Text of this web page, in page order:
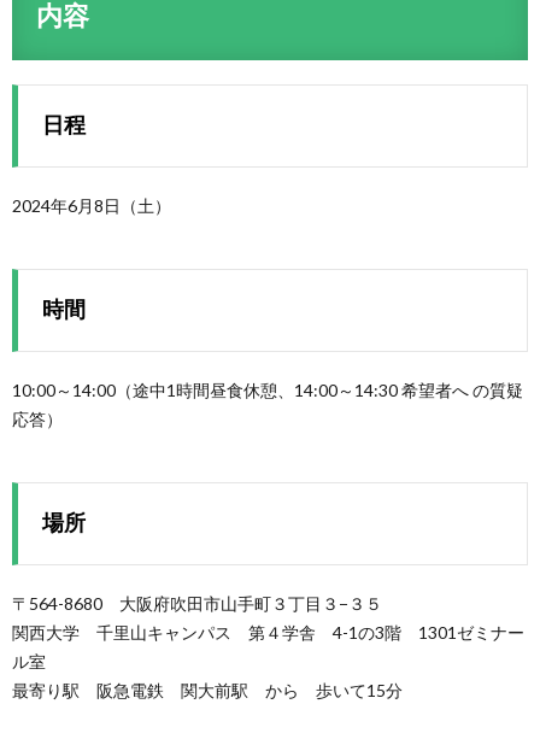
内容
日程
2024年6月8日（土）
時間
10:00～14:00（途中1時間昼食休憩、14:00～14:30 希望者へ の質疑
応答）
場所
〒564-8680 大阪府吹田市山手町３丁目３−３５
関西大学 千里山キャンパス 第４学舎 4-1の3階 1301ゼミナー
ル室
最寄り駅 阪急電鉄 関大前駅 から 歩いて15分